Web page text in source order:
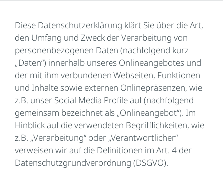
Diese Datenschutzerklärung klärt Sie über die Art,
den Umfang und Zweck der Verarbeitung von
personenbezogenen Daten (nachfolgend kurz
„Daten“) innerhalb unseres Onlineangebotes und
der mit ihm verbundenen Webseiten, Funktionen
und Inhalte sowie externen Onlinepräsenzen, wie
z.B. unser Social Media Profile auf (nachfolgend
gemeinsam bezeichnet als „Onlineangebot“). Im
Hinblick auf die verwendeten Begrifflichkeiten, wie
z.B. „Verarbeitung“ oder „Verantwortlicher“
verweisen wir auf die Definitionen im Art. 4 der
Datenschutzgrundverordnung (DSGVO).